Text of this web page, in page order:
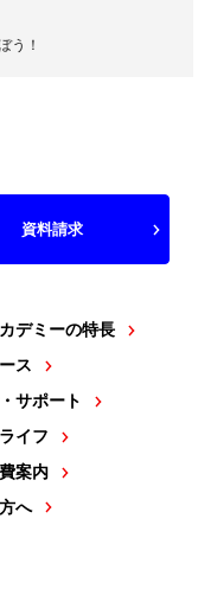
う！
デミーの特長
ス
サポート
イフ
案内
へ
資料請求